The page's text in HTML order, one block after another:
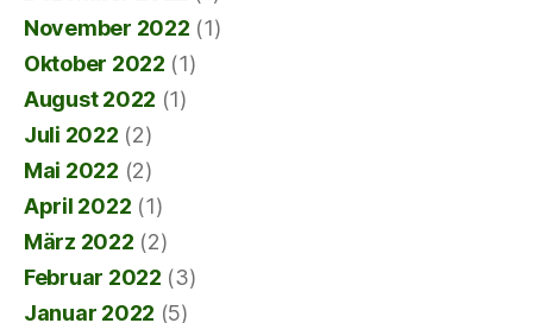
November 2022 (1)
Oktober 2022 (1)
August 2022 (1)
Juli 2022 (2)
Mai 2022 (2)
April 2022 (1)
März 2022 (2)
Februar 2022 (3)
Januar 2022 (5)